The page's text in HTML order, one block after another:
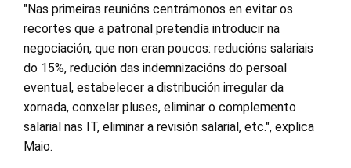
"Nas primeiras reunións centrámonos en evitar os
recortes que a patronal pretendía introducir na
negociación, que non eran poucos: reducións salariais
do 15%, redución das indemnizacións do persoal
eventual, estabelecer a distribución irregular da
xornada, conxelar pluses, eliminar o complemento
salarial nas IT, eliminar a revisión salarial, etc.", explica
Maio.